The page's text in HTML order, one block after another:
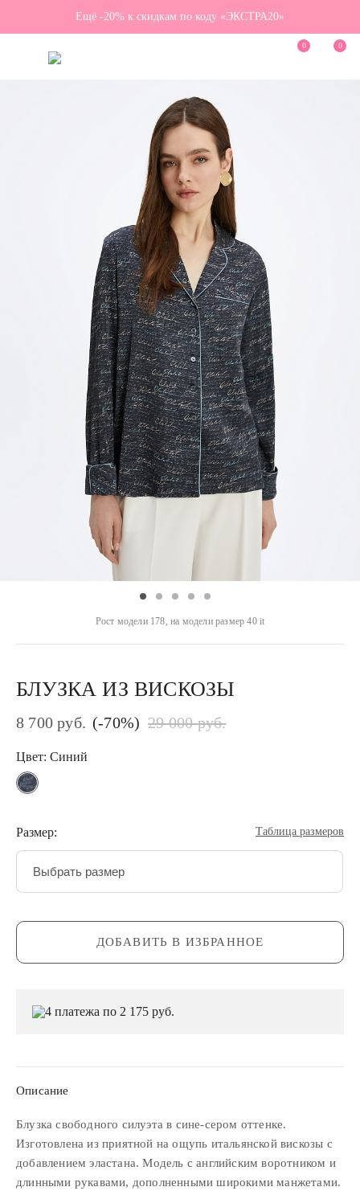
0 0
Ещё -20% к скидкам по коду «ЭКСТРА20»
Рост модели 178, на модели размер 40 it
БЛУЗКА ИЗ ВИСКОЗЫ
8 700 руб. (-70%) 29 000 руб.
Цвет: Синий
Размер: Таблица размеров
Выбрать размер
ДОБАВИТЬ В ИЗБРАННОЕ
4 платежа по 2 175 руб.
Описание
Блузка свободного силуэта в сине-сером оттенке.
Изготовлена из приятной на ощупь итальянской вискозы с
добавлением эластана. Модель с английским воротником и
длинными рукавами, дополненными широкими манжетами.